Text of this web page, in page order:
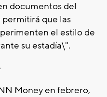
documentos del
que las
el estilo de
su estadía\".
Money en febrero,